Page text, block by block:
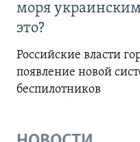
моря
это?
Российские власти
появление новой
беспилотников